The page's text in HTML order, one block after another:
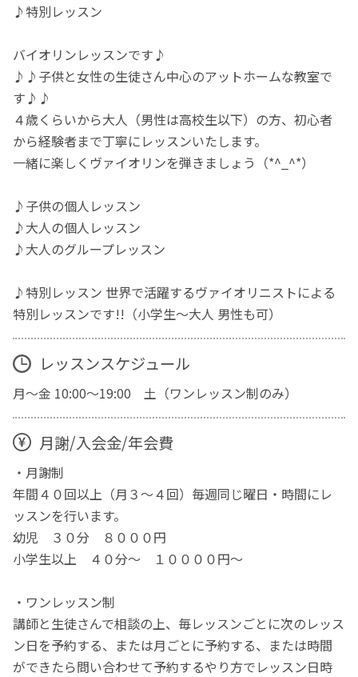
♪特別レッスン
バイオリンレッスンです♪
♪♪子供と女性の生徒さん中心のアットホームな教室で
す♪♪
４歳くらいから大人（男性は高校生以下）の方、初心者
から経験者まで丁寧にレッスンいたします。
一緒に楽しくヴァイオリンを弾きましょう（*^_^*）
♪子供の個人レッスン
♪大人の個人レッスン
♪大人のグループレッスン
♪特別レッスン 世界で活躍するヴァイオリニストによる
特別レッスンです!!（小学生～大人 男性も可）
レッスンスケジュール
月～金 10:00～19:00 土（ワンレッスン制のみ）
月謝/入会金/年会費
・月謝制
年間４０回以上（月３〜４回）毎週同じ曜日・時間にレ
ッスンを行います。
幼児 ３０分 ８０００円
小学生以上 ４０分～ １００００円～
・ワンレッスン制
講師と生徒さんで相談の上、毎レッスンごとに次のレッス
ン日を予約する、または月ごとに予約する、または時間
ができたら問い合わせて予約するやり方でレッスン日時